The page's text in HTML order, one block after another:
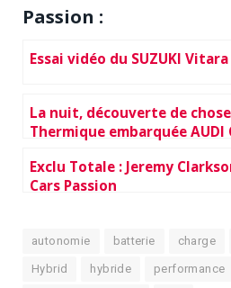
Passion :
Essai vidéo du SUZUKI
La nuit, découverte de
Thermique embarquée AUDI
Exclu Totale : Jeremy
Cars Passion
autonomie batterie charge
Hybrid hybride performance